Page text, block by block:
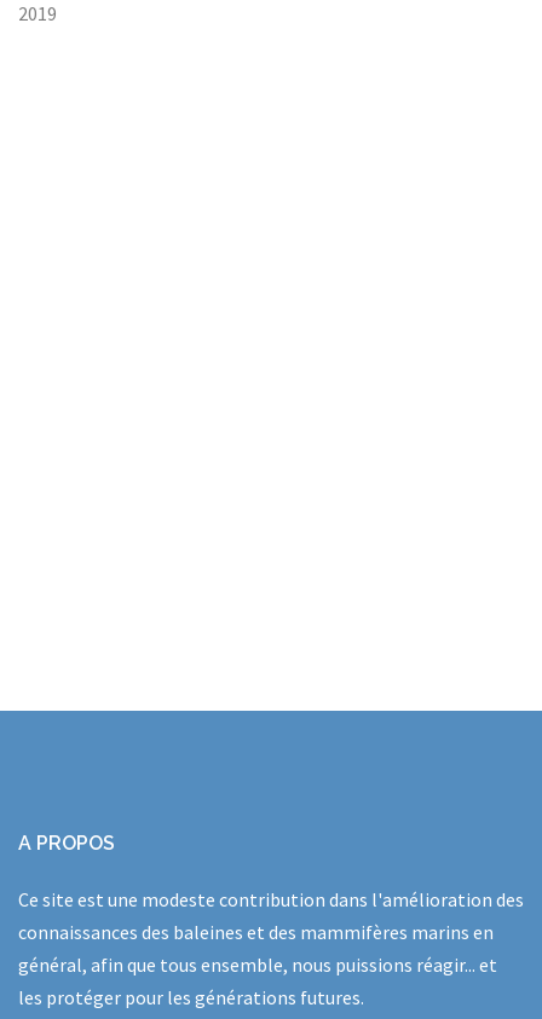
2019
A PROPOS
Ce site est une modeste contribution dans l'amélioration des
connaissances des baleines et des mammifères marins en
général, afin que tous ensemble, nous puissions réagir... et
les protéger pour les générations futures.